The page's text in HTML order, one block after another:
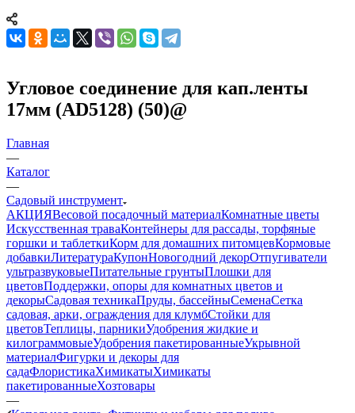
Угловое соединение для кап.ленты
17мм (AD5128) (50)@
Главная
—
Каталог
—
Садовый инструмент
АКЦИЯВесовой посадочный материалКомнатные цветы
Искусственная траваКонтейнеры для рассады, торфяные
горшки и таблеткиКорм для домашних питомцевКормовые
добавкиЛитератураКупонНовогодний декорОтпугиватели
ультразвуковыеПитательные грунтыПлошки для
цветовПоддержки, опоры для комнатных цветов и
декорыСадовая техникаПруды, бассейныСеменаСетка
садовая, арки, ограждения для клумбСтойки для
цветовТеплицы, парникиУдобрения жидкие и
килограммовыеУдобрения пакетированныеУкрывной
материалФигурки и декоры для
садаФлористикаХимикатыХимикаты
пакетированныеХозтовары
—